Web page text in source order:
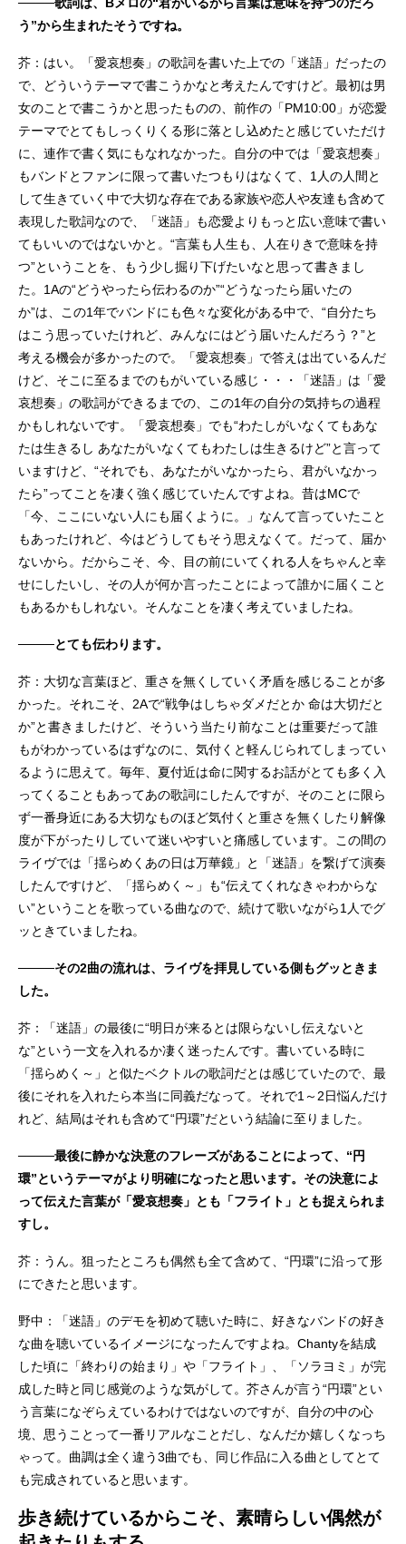
う”から生まれたそうですね。
芥：はい。「愛哀想奏」の歌詞を書いた上での「迷語」だったの
で、どういうテーマで書こうかなと考えたんですけど。最初は男
女のことで書こうかと思ったものの、前作の「PM10:00」が恋愛
テーマでとてもしっくりくる形に落とし込めたと感じていただけ
に、連作で書く気にもなれなかった。自分の中では「愛哀想奏」
もバンドとファンに限って書いたつもりはなくて、1人の人間と
して生きていく中で大切な存在である家族や恋人や友達も含めて
表現した歌詞なので、「迷語」も恋愛よりもっと広い意味で書い
てもいいのではないかと。“言葉も人生も、人在りきで意味を持
つ”ということを、もう少し掘り下げたいなと思って書きまし
た。1Aの“どうやったら伝わるのか”“どうなったら届いたの
か”は、この1年でバンドにも色々な変化がある中で、“自分たち
はこう思っていたけれど、みんなにはどう届いたんだろう？”と
考える機会が多かったので。「愛哀想奏」で答えは出ているんだ
けど、そこに至るまでのもがいている感じ・・・「迷語」は「愛
哀想奏」の歌詞ができるまでの、この1年の自分の気持ちの過程
かもしれないです。「愛哀想奏」でも“わたしがいなくてもあな
たは生きるし あなたがいなくてもわたしは生きるけど”と言って
いますけど、“それでも、あなたがいなかったら、君がいなかっ
たら”ってことを凄く強く感じていたんですよね。昔はMCで
「今、ここにいない人にも届くように。」なんて言っていたこと
もあったけれど、今はどうしてもそう思えなくて。だって、届か
ないから。だからこそ、今、目の前にいてくれる人をちゃんと幸
せにしたいし、その人が何か言ったことによって誰かに届くこと
もあるかもしれない。そんなことを凄く考えていましたね。
────とても伝わります。
芥：大切な言葉ほど、重さを無くしていく矛盾を感じることが多
かった。それこそ、2Aで“戦争はしちゃダメだとか 命は大切だと
か”と書きましたけど、そういう当たり前なことは重要だって誰
もがわかっているはずなのに、気付くと軽んじられてしまってい
るように思えて。毎年、夏付近は命に関するお話がとても多く入
ってくることもあってあの歌詞にしたんですが、そのことに限ら
ず一番身近にある大切なものほど気付くと重さを無くしたり解像
度が下がったりしていて迷いやすいと痛感しています。この間の
ライヴでは「揺らめくあの日は万華鏡」と「迷語」を繋げて演奏
したんですけど、「揺らめく～」も“伝えてくれなきゃわからな
い”ということを歌っている曲なので、続けて歌いながら1人でグ
ッときていましたね。
────その2曲の流れは、ライヴを拝見している側もグッときま
した。
芥：「迷語」の最後に“明日が来るとは限らないし伝えないと
な”という一文を入れるか凄く迷ったんです。書いている時に
「揺らめく～」と似たベクトルの歌詞だとは感じていたので、最
後にそれを入れたら本当に同義だなって。それで1～2日悩んだけ
れど、結局はそれも含めて“円環”だという結論に至りました。
────最後に静かな決意のフレーズがあることによって、“円
環”というテーマがより明確になったと思います。その決意によ
って伝えた言葉が「愛哀想奏」とも「フライト」とも捉えられま
すし。
芥：うん。狙ったところも偶然も全て含めて、“円環”に沿って形
にできたと思います。
野中：「迷語」のデモを初めて聴いた時に、好きなバンドの好き
な曲を聴いているイメージになったんですよね。Chantyを結成
した頃に「終わりの始まり」や「フライト」、「ソラヨミ」が完
成した時と同じ感覚のような気がして。芥さんが言う“円環”とい
う言葉になぞらえているわけではないのですが、自分の中の心
境、思うことって一番リアルなことだし、なんだか嬉しくなっち
ゃって。曲調は全く違う3曲でも、同じ作品に入る曲としてとて
も完成されていると思います。
歩き続けているからこそ、素晴らしい偶然が